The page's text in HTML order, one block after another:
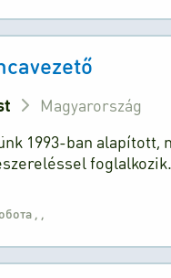
Magyarország
1993-ban alapított,
foglalkozik.